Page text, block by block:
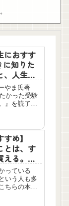
におすす
に知りた
、人生の
読んだ
やま氏著
かった受験
』を読了し
に繋がる考
かれた一冊
め】
とは、す
える。』
感想
っている
いう人も多
ちらの本は